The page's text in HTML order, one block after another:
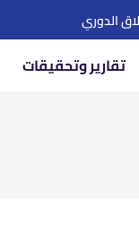
تقارير وتحقيقات